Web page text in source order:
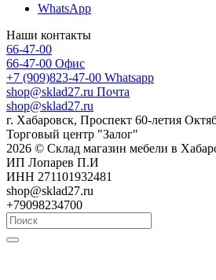
WhatsApp
Наши контакты
66-47-00
66-47-00 Офис
+7 (909)823-47-00 Whatsapp
shop@sklad27.ru Почта
shop@sklad27.ru
г. Хабаровск, Проспект 60-летия
Торговый центр "Залог"
2026 © Склад магазин мебели в
ИП Лопарев П.И
ИНН 271101932481
shop@sklad27.ru
+79098234700